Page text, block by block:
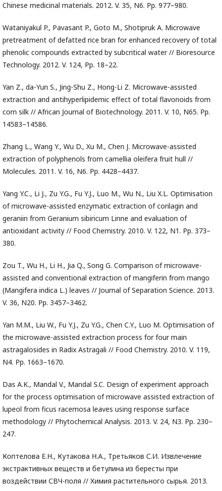
Chinese medicinal materials. 2012. V. 35, N6. Pp. 977–980.
Wataniyakul P., Pavasant P., Goto M., Shotipruk A. Microwave
pretreatment of defatted rice bran for enhanced recovery of total
phenolic compounds extracted by subcritical water // Bioresource
Technology. 2012. V. 124, Pp. 18–22.
Yan Z., da-Yun S., Jing-Shu Z., Hong-Li Z. Microwave-assisted
extraction and antihyperlipidemic effect of total flavonoids from
corn silk // African Journal of Biotechnology. 2011. V. 10, N65. Pp.
14583–14586.
Zhang L., Wang Y., Wu D., Xu M., Chen J. Microwave-assisted
extraction of polyphenols from camellia oleifera fruit hull //
Molecules. 2011. V. 16, N6. Pp. 4428–4437.
Yang Y.C., Li J., Zu Y.G., Fu Y.J., Luo M., Wu N., Liu X.L. Optimisation
of microwave-assisted enzymatic extraction of corilagin and
geraniin from Geranium sibiricum Linne and evaluation of
antioxidant activity // Food Chemistry. 2010. V. 122, N1. Pp. 373–
380.
Zou T., Wu H., Li H., Jia Q., Song G. Comparison of microwave-
assisted and conventional extraction of mangiferin from mango
(Mangifera indica L.) leaves // Journal of Separation Science. 2013.
V. 36, N20. Pp. 3457–3462.
Yan M.M., Liu W., Fu Y.J., Zu Y.G., Chen C.Y., Luo M. Optimisation of
the microwave-assisted extraction process for four main
astragalosides in Radix Astragali // Food Chemistry. 2010. V. 119,
N4. Pp. 1663–1670.
Das A.K., Mandal V., Mandal S.C. Design of experiment approach
for the process optimisation of microwave assisted extraction of
lupeol from ficus racemosa leaves using response surface
methodology // Phytochemical Analysis. 2013. V. 24, N3. Pp. 230–
247.
Коптелова Е.Н., Кутакова Н.А., Третьяков С.И. Извлечение
экстрактивных веществ и бетулина из бересты при
воздействии СВЧ-поля // Химия растительного сырья. 2013.